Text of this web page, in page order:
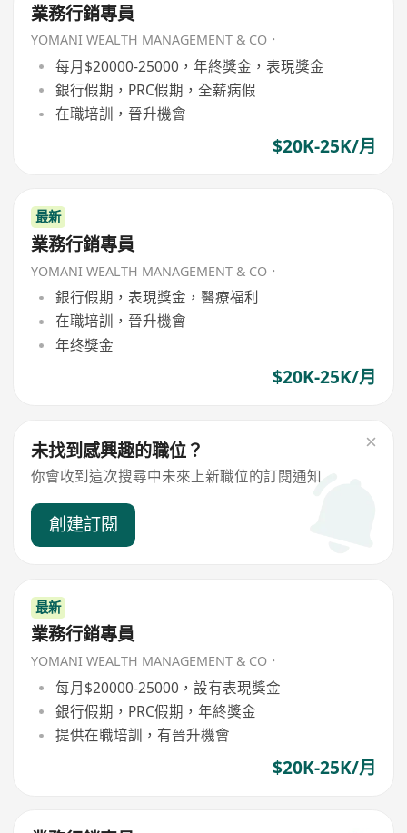
業務行銷專員
YOMANI WEALTH MANAGEMENT & CO．
每月$20000-25000，年終獎金，表現獎金
銀行假期，PRC假期，全薪病假
在職培訓，晉升機會
$20K-25K/月
最新
業務行銷專員
YOMANI WEALTH MANAGEMENT & CO．
銀行假期，表現獎金，醫療福利
在職培訓，晉升機會
年终獎金
$20K-25K/月
未找到感興趣的職位？
你會收到這次搜尋中未來上新職位的訂閱通知
創建訂閱
最新
業務行銷專員
YOMANI WEALTH MANAGEMENT & CO．
每月$20000-25000，設有表現獎金
銀行假期，PRC假期，年終獎金
提供在職培訓，有晉升機會
$20K-25K/月